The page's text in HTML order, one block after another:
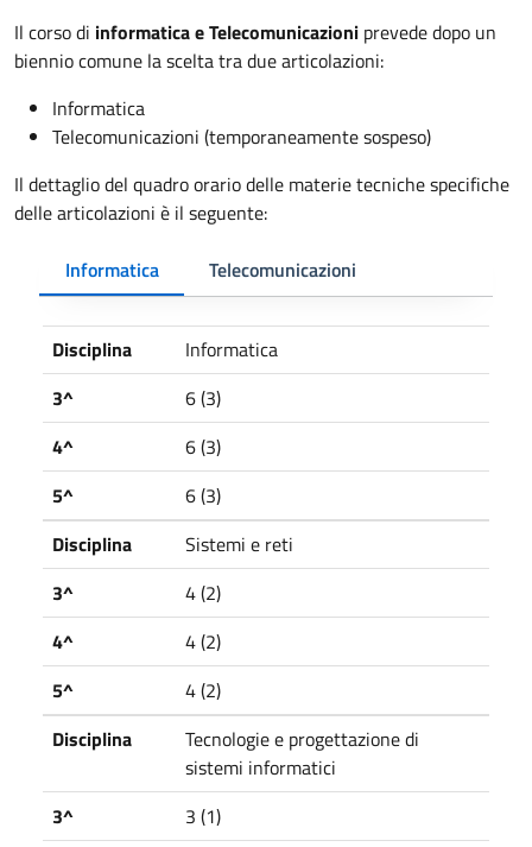
Il corso di informatica e Telecomunicazioni prevede dopo un
biennio comune la scelta tra due articolazioni:
Informatica
Telecomunicazioni (temporaneamente sospeso)
Il dettaglio del quadro orario delle materie tecniche specifiche
delle articolazioni è il seguente:
Informatica Telecomunicazioni
Disciplina
3^
4^
5^
Disciplina
Informatica
3^
6 (3)
4^
6 (3)
5^
6 (3)
Disciplina
Sistemi e reti
3^
4 (2)
4^
4 (2)
5^
4 (2)
Disciplina
Tecnologie e progettazione di
sistemi informatici
3^
3 (1)